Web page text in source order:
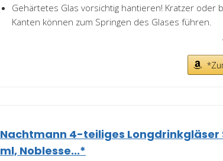
Gehärtetes Glas vorsichtig hantieren! Kratzer oder
Kanten können zum Springen des Glases führen.
Nachtmann 4-teiliges Longdrinkgläser
ml, Noblesse...*